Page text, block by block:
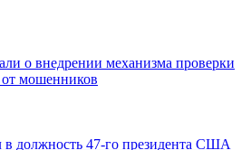
о внедрении механизма проверки
мошенников
в должность 47-го президента США